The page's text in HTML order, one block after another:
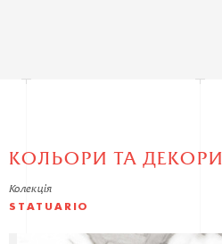
КОЛЬОРИ ТА ДЕКОРИ
Колекція
STATUARIO